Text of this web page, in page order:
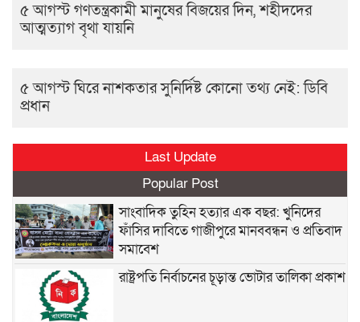
৫ আগস্ট গণতন্ত্রকামী মানুষের বিজয়ের দিন, শহীদদের
আত্মত্যাগ বৃথা যায়নি
৫ আগস্ট ঘিরে নাশকতার সুনির্দিষ্ট কোনো তথ্য নেই: ডিবি
প্রধান
Last Update
Popular Post
সাংবাদিক তুহিন হত্যার এক বছর: খুনিদের
ফাঁসির দাবিতে গাজীপুরে মানববন্ধন ও প্রতিবাদ
সমাবেশ
রাষ্ট্রপতি নির্বাচনের চূড়ান্ত ভোটার তালিকা প্রকাশ